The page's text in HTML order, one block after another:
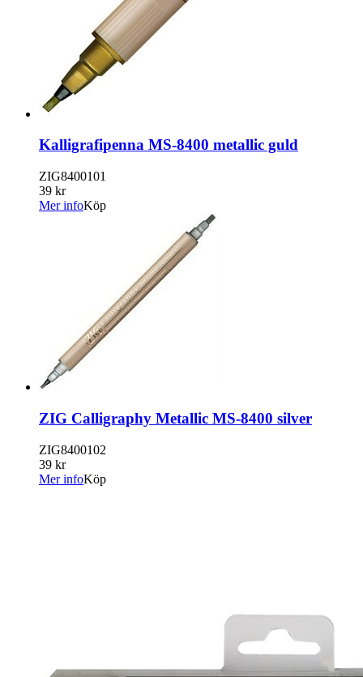
Kalligrafipenna MS-8400 metallic guld
ZIG8400101
39 kr
Mer infoKöp
ZIG Calligraphy Metallic MS-8400 silver
ZIG8400102
39 kr
Mer infoKöp